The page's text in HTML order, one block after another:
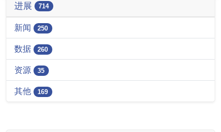
进展 714
新闻 250
数据 260
资源 35
其他 169